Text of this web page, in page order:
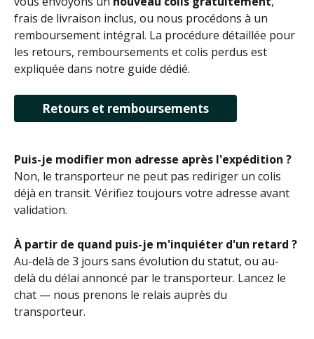
frais de livraison inclus, ou nous procédons à un
remboursement intégral. La procédure détaillée pour
les retours, remboursements et colis perdus est
expliquée dans notre guide dédié.
Retours et remboursements
Puis-je modifier mon adresse après l'expédition ?
Non, le transporteur ne peut pas rediriger un colis
déjà en transit. Vérifiez toujours votre adresse avant
validation.
À partir de quand puis-je m'inquiéter d'un retard ?
Au-delà de 3 jours sans évolution du statut, ou au-
delà du délai annoncé par le transporteur. Lancez le
chat — nous prenons le relais auprès du
transporteur.